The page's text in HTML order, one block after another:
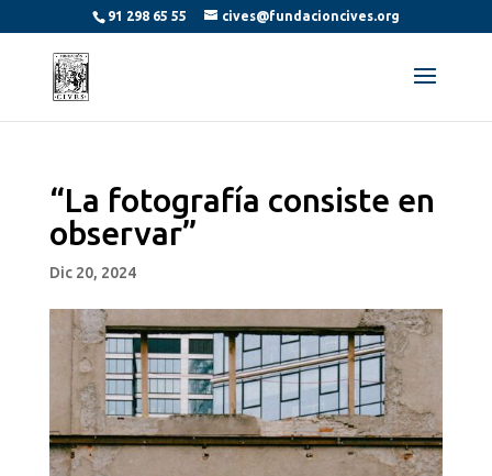
91 298 65 55 cives@fundacioncives.org
“La fotografía consiste en
observar”
Dic 20, 2024